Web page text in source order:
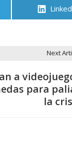
Next
a
para
la